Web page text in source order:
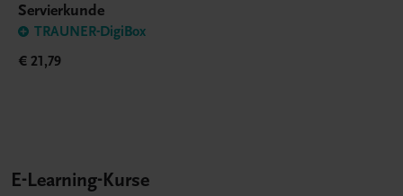
Servierkunde
TRAUNER-DigiBox
€ 21,79
E-Learning-Kurse